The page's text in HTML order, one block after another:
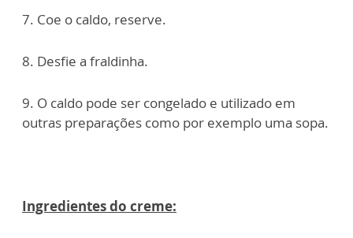
7. Coe o caldo, reserve.
8. Desfie a fraldinha.
9. O caldo pode ser congelado e utilizado em
outras preparações como por exemplo uma sopa.
Ingredientes do creme: